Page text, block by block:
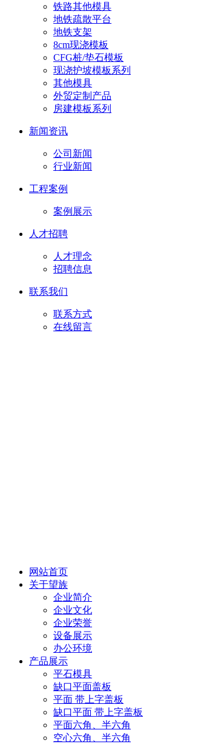
铁路其他模具
地铁疏散平台
地铁支架
8cm现浇模板
CFG桩/垫石模板
现浇护坡模板系列
其他模具
外贸定制产品
房建模板系列
新闻资讯
公司新闻
行业新闻
工程案例
案例展示
人才招聘
人才理念
招聘信息
联系我们
联系方式
在线留言
网站首页
关于望族
企业简介
企业文化
企业荣誉
设备展示
办公环境
产品展示
平石模具
缺口平面盖板
平面 带上字盖板
缺口平面 带上字盖板
平面六角、半六角
空心六角、半六角